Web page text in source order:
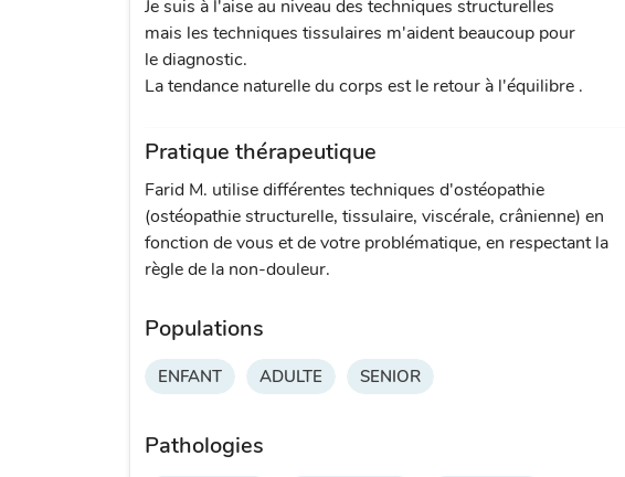
Je suis à l'aise au niveau des techniques structurelles
mais les techniques tissulaires m'aident beaucoup pour
le diagnostic.
La tendance naturelle du corps est le retour à l'équilibre .
Pratique thérapeutique
Farid M. utilise différentes techniques d'ostéopathie
(ostéopathie structurelle, tissulaire, viscérale, crânienne) en
fonction de vous et de votre problématique, en respectant la
règle de la non-douleur.
Populations
ENFANT ADULTE SENIOR
Pathologies